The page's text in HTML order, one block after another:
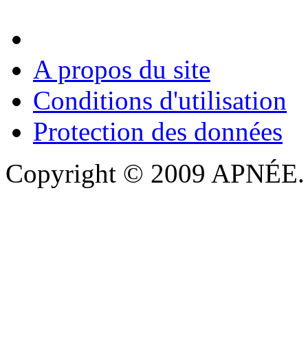
A propos du site
Conditions d'utilisation
Protection des données
Copyright © 2009 APNÉE.